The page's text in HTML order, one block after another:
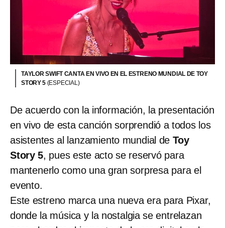
TAYLOR SWIFT CANTA EN VIVO EN EL ESTRENO MUNDIAL DE TOY
STORY 5 (ESPECIAL)
De acuerdo con la información, la presentación
en vivo de esta canción sorprendió a todos los
asistentes al lanzamiento mundial de Toy
Story 5, pues este acto se reservó para
mantenerlo como una gran sorpresa para el
evento.
Este estreno marca una nueva era para Pixar,
donde la música y la nostalgia se entrelazan